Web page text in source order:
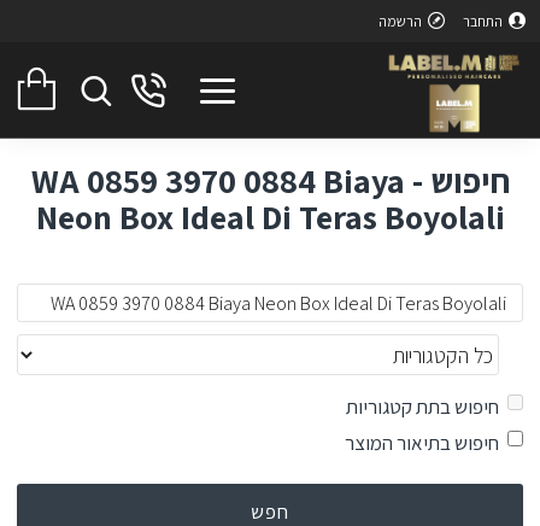
התחבר הרשמה
חיפוש - WA 0859 3970 0884 Biaya
Neon Box Ideal Di Teras Boyolali
חיפוש בתת קטגוריות
חיפוש בתיאור המוצר
חפש